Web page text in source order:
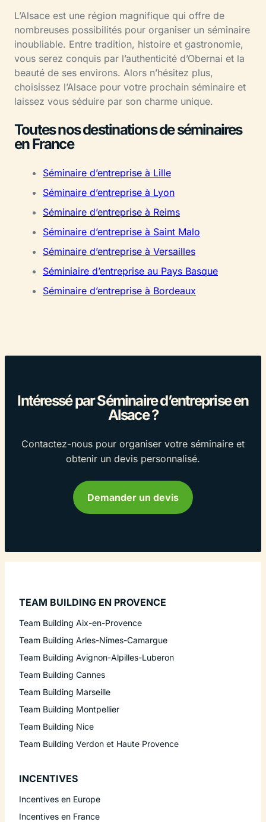
L’Alsace est une région magnifique qui offre de
nombreuses possibilités pour organiser un séminaire
inoubliable. Entre tradition, histoire et gastronomie,
vous serez conquis par l’authenticité d’Obernai et la
beauté de ses environs. Alors n’hésitez plus,
choisissez l’Alsace pour votre prochain séminaire et
laissez vous séduire par son charme unique.
Toutes nos destinations de séminaires
en France
Séminaire d’entreprise à Lille
Séminaire d’entreprise à Lyon
Séminaire d’entreprise à Reims
Séminaire d’entreprise à Saint Malo
Séminaire d’entreprise à Versailles
Séminiaire d’entreprise au Pays Basque
Séminaire d’entreprise à Bordeaux
Intéressé par Séminaire d’entreprise en
Alsace ?
Contactez-nous pour organiser votre séminaire et
obtenir un devis personnalisé.
Demander un devis
TEAM BUILDING EN PROVENCE
Team Building Aix-en-Provence
Team Building Arles-Nimes-Camargue
Team Building Avignon-Alpilles-Luberon
Team Building Cannes
Team Building Marseille
Team Building Montpellier
Team Building Nice
Team Building Verdon et Haute Provence
INCENTIVES
Incentives en Europe
Incentives en France